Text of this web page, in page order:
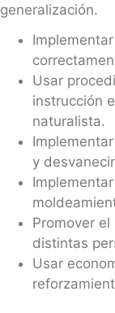
generalización.
Usar
instrucción
naturalista.
y
Promover
distintas
Usar